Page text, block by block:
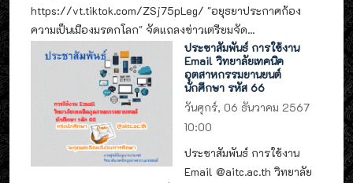
https://vt.tiktok.com/ZSj75pLeg/ "อยุธยาประกาศก้อง
ความเป็นเมืองมรดกโลก" จัดแถลงข่าวเตรียมจัด...
ประชาสัมพันธ์ การใช้งาน
Email วิทยาลัยเทคนิค
อุตสาหกรรมยานยนต์
นักศึกษา รหัส 66
วันศุกร์, 06 ธันวาคม 2567
10:00
ประชาสัมพันธ์ การใช้งาน
Email @aitc.ac.th วิทยาลัย